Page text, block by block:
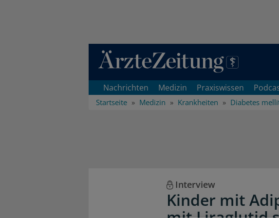
Direkt zum Inhaltsbereich
Nachrichten Medizin Praxiswissen
Startseite Medizin Krankheiten Diabetes
Interview
Kinder mit